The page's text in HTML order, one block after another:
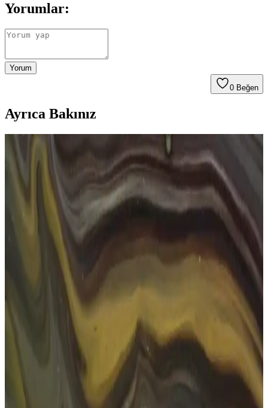
Yorumlar:
Yorum
0 Beğen
Ayrıca Bakınız
Göz Sağlığını Koruma Yöntemleri ve Günlük Bakım
İpuçları
Göz sağlığını korumak için düzenli kontroller, güneş gözlüğü
kullanımı, ekran süresini sınırlama ve sağlıklı beslenme önemlidir.
Bu yöntemlerle gözleriniz uzun süre sağlıklı kalabilir.
Dikdörtgen Güneş Gözlükleri: Estetik ve
Fonksiyonellik ile Günlük ve Özel Kullanım
Dikdörtgen güneş gözlükleri, şıklık ve fonksiyonelliği bir arada
sunar. Yüz şekline uygun tasarımlar, UV koruma özellikleri ve moda
trendleriyle, günlük ve özel günlerinizde ideal aksesuar.
Erkekler İçin Kare Güneş Gözlüğü Seçimi ve Bakım
Erkekler için kare güneş gözlükleri, şıklık ve fonksiyonelliği bir
arada sunar. Yüz şekline uygun seçimler ve bakım önerileri ile
tarzınızı ve göz sağlığınızı koruyun.
Numaralı Güneş Gözlüğü Seçimi ve Moda Trendleri